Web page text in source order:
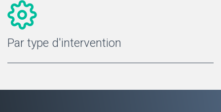
Par type d'intervention